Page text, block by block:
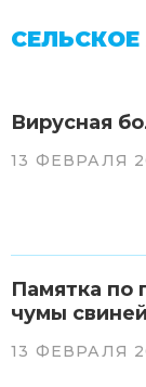
Вирусная
13 ФЕВРАЛЯ
Памятка по
чумы свиней
13 ФЕВРАЛЯ